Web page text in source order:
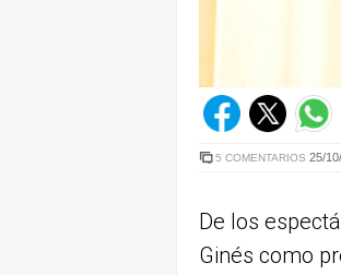
5 COMENTARIOS 25/
De los
Ginés como